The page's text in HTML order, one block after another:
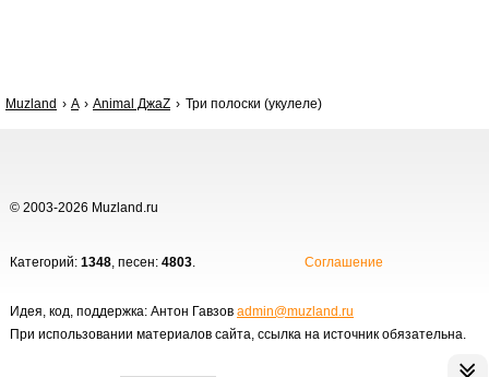
Muzland A Animal ДжаZ Три полоски (укулеле)
© 2003-2026 Muzland.ru
Категорий: 1348, песен: 4803. Соглашение
Идея, код, поддержка: Антон Гавзов admin@muzland.ru
При использовании материалов сайта, ссылка на источник обязательна.